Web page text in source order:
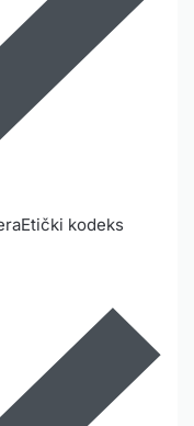
Etički kodeks